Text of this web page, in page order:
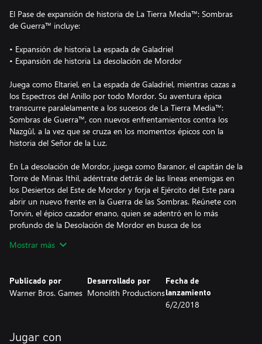
El Pase de expansión de historia de La Tierra Media™: Sombras
de Guerra™ incluye:
• Expansión de historia La espada de Galadriel
• Expansión de historia La desolación de Mordor
Juega como Eltariel, en La espada de Galadriel, mientras cazas a
los Espectros del Anillo por todo Mordor. Su aventura épica
transcurre paralelamente a los sucesos de La Tierra Media™:
Sombras de Guerra™, con nuevos enfrentamientos contra los
Nazgûl, a la vez que se cruza en los momentos épicos con la
historia del Señor de la Luz.
En La desolación de Mordor, juega como Baranor, el capitán de la
Torre de Minas Ithil, adéntrate detrás de las líneas enemigas en
los Desiertos del Este de Mordor y forja el Ejército del Este para
abrir un nuevo frente en la Guerra de las Sombras. Reúnete con
Torvin, el épico cazador enano, quien se adentró en lo más
profundo de la Desolación de Mordor en busca de los
Mostrar más
Publicado por
Warner Bros. Games
Desarrollado por
Monolith Productions
Fecha de
lanzamiento
6/2/2018
Jugar con